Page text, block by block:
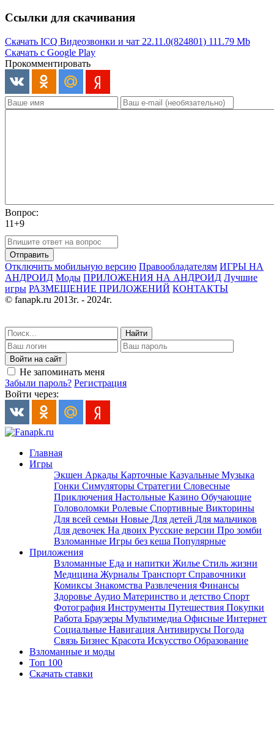
Ссылки для скачивания
Скачать ICQ Видеозвонки и чат 22.11.0(824801) 111.79 Mb
Скачать с Google Play
Прокомментировать
Вопрос:
11+9
Отправить
Отключить мобильную версию Правообладателям ИГРЫ НА
АНДРОИД Моды ПРИЛОЖЕНИЯ НА АНДРОИД Лучшие
игры РАЗМЕЩЕНИЕ ПРИЛОЖЕНИЙ КОНТАКТЫ
© fanapk.ru 2013г. - 2024г.
Найти
Войти на сайт
Не запоминать меня
Забыли пароль? Регистрация
Войти через:
Главная
Игры
Экшен Аркады Карточные Казуальные Музыка
Гонки Симуляторы Стратегии Словесные
Приключения Настольные Казино Обучающие
Головоломки Ролевые Спортивные Викторины
Для всей семьи Новые Для детей Для мальчиков
Для девочек На двоих Русские версии Про зомби
Взломанные Игры без кеша Популярные
Приложения
Взломанные Еда и напитки Жилье Стиль жизни
Медицина Журналы Транспорт Справочники
Комиксы Знакомства Развлечения Финансы
Здоровье Аудио Материнство и детство Спорт
Фотография Инструменты Путешествия Покупки
Работа Браузеры Мультимедиа Офисные Интернет
Социальные Навигация Антивирусы Погода
Связь Бизнес Красота Искусство Образование
Взломанные и моды
Топ 100
Скачать ставки